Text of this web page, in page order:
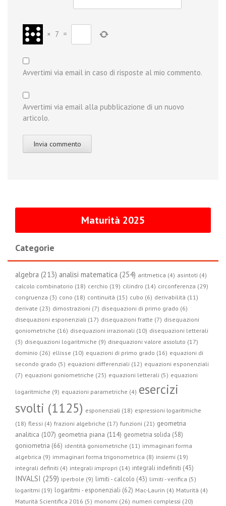
× 7 =
Avvertimi via email in caso di risposte al mio commento.
Avvertimi via email alla pubblicazione di un nuovo
articolo.
Maturità 2025
Categorie
algebra (213) analisi matematica (254) aritmetica (4) asintoti (4)
calcolo combinatorio (18) cerchio (19) cilindro (14) circonferenza (29)
congruenza (3) cono (18) continuità (15) cubo (6) derivabilità (11)
derivate (23) dimostrazioni (7) disequazioni di primo grado (6)
disequazioni esponenziali (17) disequazioni fratte (7) disequazioni
goniometriche (16) disequazioni irrazionali (10) disequazioni letterali
(3) disequazioni logaritmiche (9) disequazioni valore assoluto (17)
dominio (26) ellisse (10) equazioni di primo grado (16) equazioni di
secondo grado (5) equazioni differenziali (12) equazioni esponenziali
(7) equazioni goniometriche (25) equazioni letterali (5) equazioni
logaritmiche (9) equazioni parametriche (4) esercizi
svolti (1125) esponenziali (18) espressioni logaritmiche
(18) flessi (4) frazioni algebriche (17) funzioni (21) geometria
analitica (107) geometria piana (114) geometria solida (58)
goniometria (66) identità goniometriche (11) immaginari forma
algebrica (9) immaginari forma trigonometrica (8) insiemi (19)
integrali definiti (4) integrali impropri (14) integrali indefiniti (43)
INVALSI (259) iperbole (9) limiti - calcolo (43) limiti - verifica (5)
logaritmi (19) logaritmi - esponenziali (62) Mac-Laurin (4) Maturità (4)
Maturità Scientifica 2016 (5) monomi (26) numeri complessi (20)